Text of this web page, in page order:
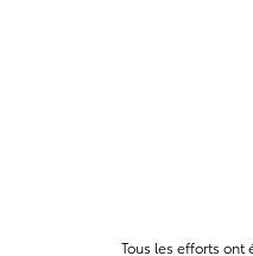
Tous les efforts ont